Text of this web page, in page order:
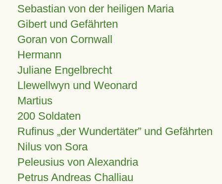
Sebastian von der heiligen Maria
Gibert und Gefährten
Goran von Cornwall
Hermann
Juliane Engelbrecht
Llewellwyn und Weonard
Martius
200 Soldaten
Rufinus „der Wundertäter” und Gefährten
Nilus von Sora
Peleusius von Alexandria
Petrus Andreas Challiau